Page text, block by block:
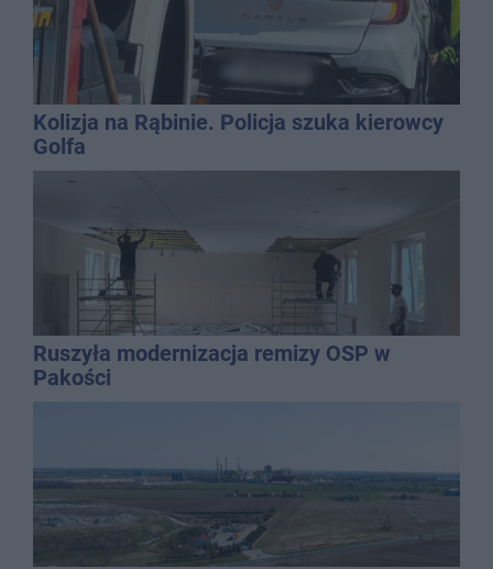
Kolizja na Rąbinie. Policja szuka kierowcy
Golfa
Ruszyła modernizacja remizy OSP w
Pakości